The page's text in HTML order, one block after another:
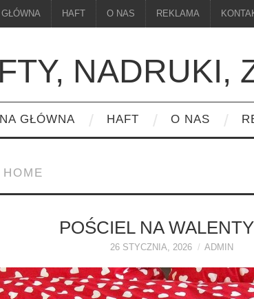
HAFT O NAS REKLAMA
NADRUKI,
GŁÓWNA HAFT O NAS
POŚCIEL NA
26 STYCZNIA, 2026 ADMIN